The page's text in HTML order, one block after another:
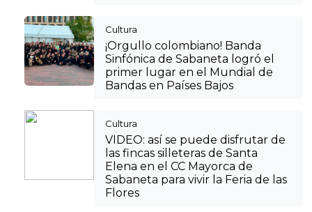
Cultura
¡Orgullo colombiano! Banda
Sinfónica de Sabaneta logró el
primer lugar en el Mundial de
Bandas en Países Bajos
Cultura
VIDEO: así se puede disfrutar de
las fincas silleteras de Santa
Elena en el CC Mayorca de
Sabaneta para vivir la Feria de las
Flores